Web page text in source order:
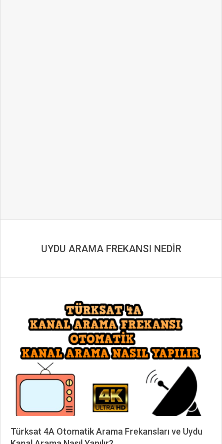
UYDU ARAMA FREKANSI NEDİR
Türksat 4A Otomatik Arama Frekansları ve Uydu